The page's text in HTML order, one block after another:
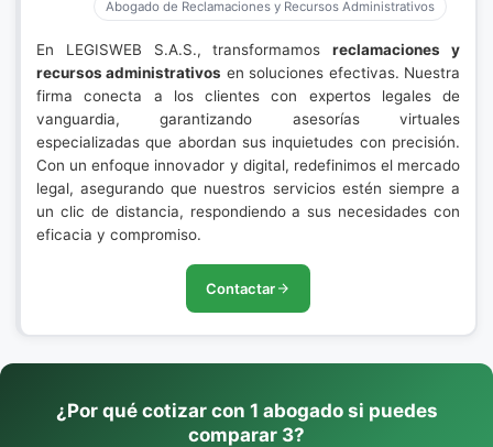
Abogado de Reclamaciones y Recursos Administrativos
En LEGISWEB S.A.S., transformamosreclamaciones y
recursos administrativos en soluciones efectivas. Nuestra
firma conecta a los clientes con expertos legales de
vanguardia, garantizando asesorías virtuales
especializadas que abordan sus inquietudes con precisión.
Con un enfoque innovador y digital, redefinimos el mercado
legal, asegurando que nuestros servicios estén siempre a
un clic de distancia, respondiendo a sus necesidades con
eficacia y compromiso.
Contactar
¿Por qué cotizar con 1 abogado si puedes
comparar 3?